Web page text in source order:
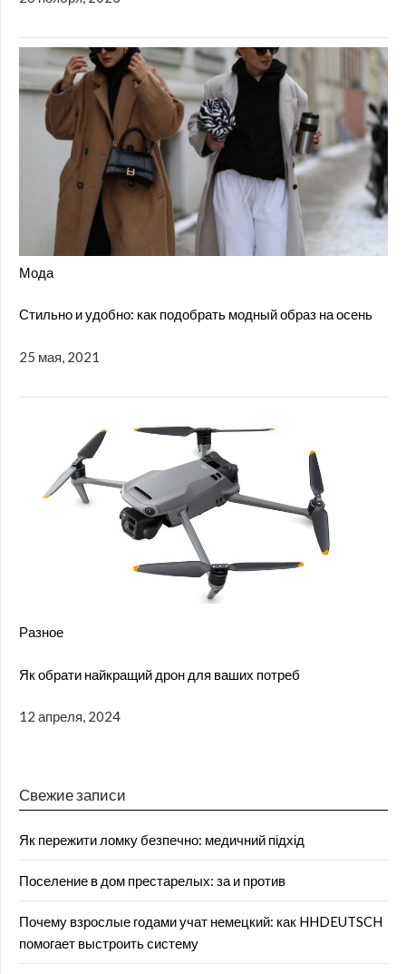
Мода
Стильно и удобно: как подобрать модный образ на осень
25 мая, 2021
Разное
Як обрати найкращий дрон для ваших потреб
12 апреля, 2024
Свежие записи
Як пережити ломку безпечно: медичний підхід
Поселение в дом престарелых: за и против
Почему взрослые годами учат немецкий: как HHDEUTSCH
помогает выстроить систему